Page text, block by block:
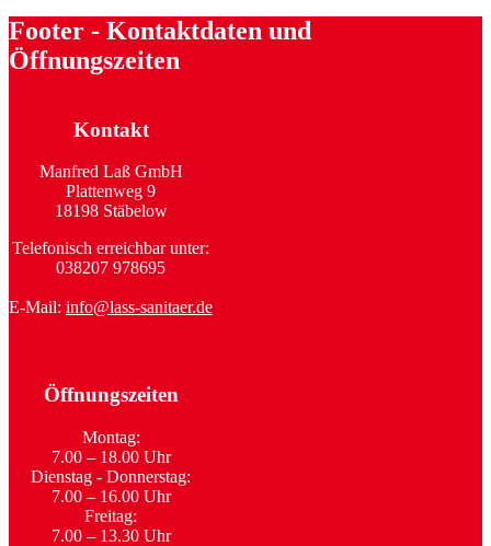
Footer - Kontaktdaten und
Öffnungszeiten
Kontakt
Manfred Laß GmbH
Plattenweg 9
18198 Stäbelow
Telefonisch erreichbar unter:
038207 978695
E-Mail: info@lass-sanitaer.de
Öffnungszeiten
Montag:
7.00 – 18.00 Uhr
Dienstag - Donnerstag:
7.00 – 16.00 Uhr
Freitag:
7.00 – 13.30 Uhr